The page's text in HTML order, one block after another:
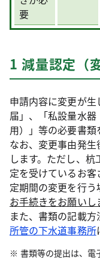
要
1 減量認定（
申請内容に変更が
届」、「私設量水
用）」等の必要書類
なお、変更事由発
します。ただし、
定を受けているお
定期間の変更を行う
お手続きをお願いし
また、書類の記載方
所管の下水道事務所
書類等の提出は、電